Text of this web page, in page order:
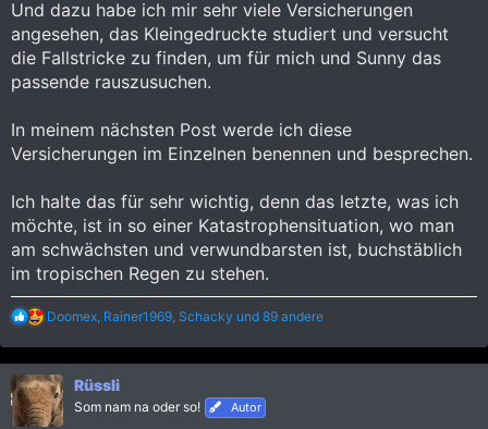
Und dazu habe ich mir sehr viele Versicherungen
angesehen, das Kleingedruckte studiert und versucht
die Fallstricke zu finden, um für mich und Sunny das
passende rauszusuchen.
In meinem nächsten Post werde ich diese
Versicherungen im Einzelnen benennen und besprechen.
Ich halte das für sehr wichtig, denn das letzte, was ich
möchte, ist in so einer Katastrophensituation, wo man
am schwächsten und verwundbarsten ist, buchstäblich
im tropischen Regen zu stehen.
R
a
k
t
i
o
Doomex Rainer1969 Schacky und 89 andere
Rüssli
Som nam na oder so! Autor